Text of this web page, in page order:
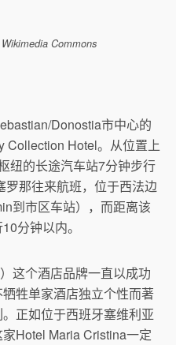
Commons
Donostia市中心的
Collection Hotel。从位置上
纽的长途汽车站7分钟步行
罗那往来航班，位于西法边
到市区车站），而距离该
分钟以内。
这个酒店品牌一直以成功
牲单家酒店独立个性而著
正如位于西班牙塞维利亚
家Hotel Maria Cristina一定